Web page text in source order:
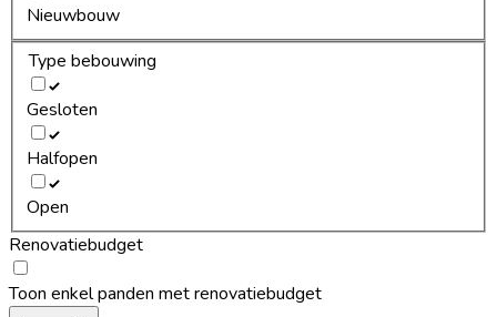
Nieuwbouw
Type bebouwing
Gesloten
Halfopen
Open
Renovatiebudget
Toon enkel panden met renovatiebudget